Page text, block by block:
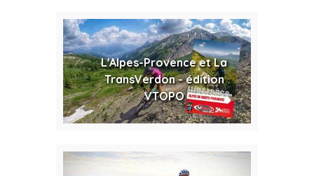
L'Alpes-Provence et La
TransVerdon - édition
VTOPO